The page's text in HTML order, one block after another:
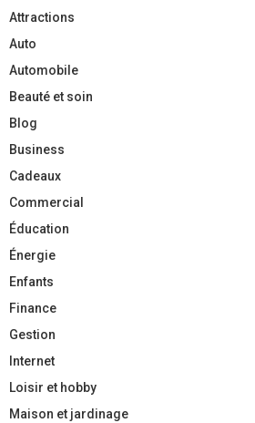
Attractions
Auto
Automobile
Beauté et soin
Blog
Business
Cadeaux
Commercial
Éducation
Énergie
Enfants
Finance
Gestion
Internet
Loisir et hobby
Maison et jardinage